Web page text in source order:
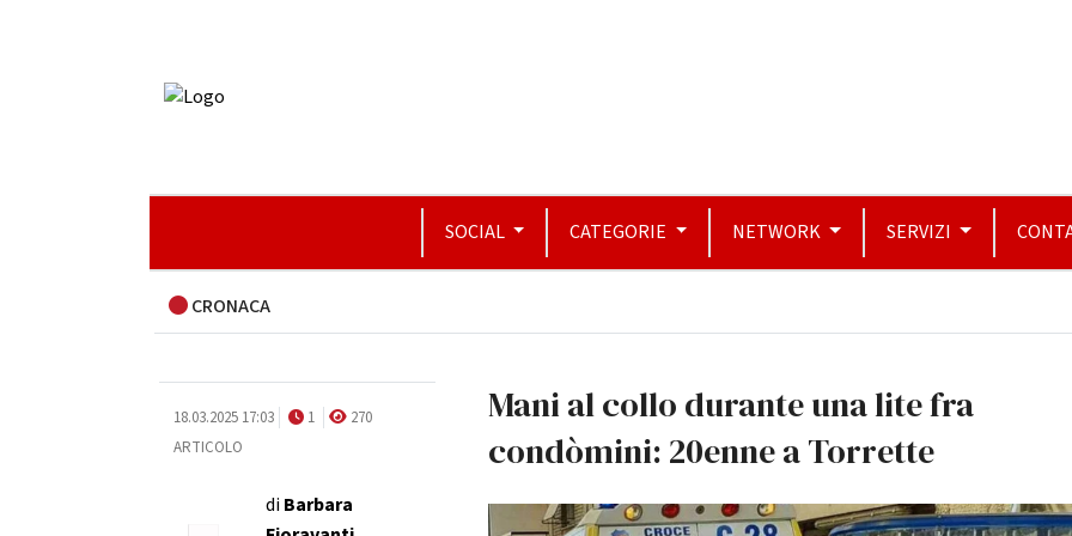
SOCIAL CATEGORIE NETWORK SERVIZI
CRONACA
18.03.2025 17:03 1
270
ARTICOLO
diBarbara
Mani al collo durante una lite fra
condòmini: 20enne a Torrette